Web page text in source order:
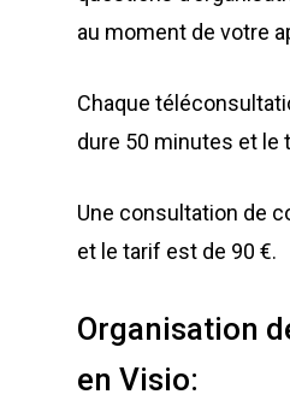
au moment de votre
Chaque
dure 50 minutes et le
Une consultation de
et le tarif est de 90 €.
Organisation
en Visio: